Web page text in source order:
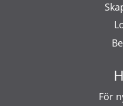
För